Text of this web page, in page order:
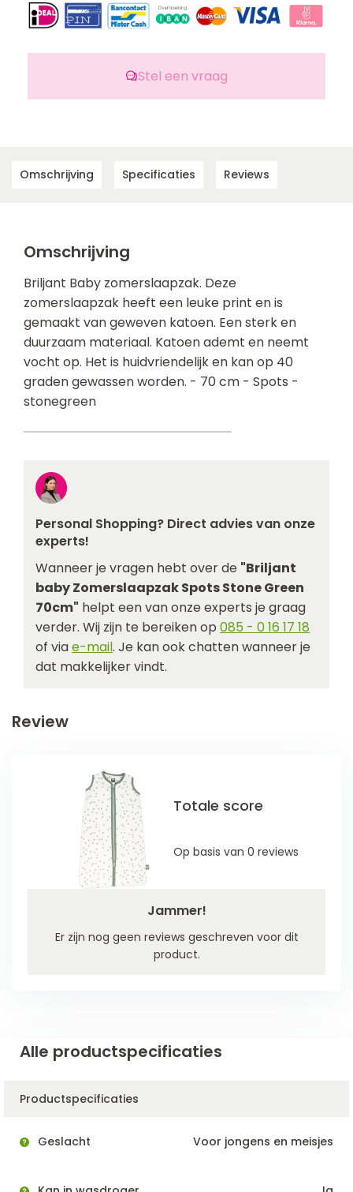
Stel een vraag
Omschrijving Specificaties Reviews
Omschrijving
Briljant Baby zomerslaapzak. Deze
zomerslaapzak heeft een leuke print en is
gemaakt van geweven katoen. Een sterk en
duurzaam materiaal. Katoen ademt en neemt
vocht op. Het is huidvriendelijk en kan op 40
graden gewassen worden. - 70 cm - Spots -
stonegreen
Personal Shopping? Direct advies van onze
experts!
Wanneer je vragen hebt over de "Briljant
baby Zomerslaapzak Spots Stone Green
70cm" helpt een van onze experts je graag
verder. Wij zijn te bereiken op 085 - 0 16 17 18
of viae-mail. Je kan ook chatten wanneer je
dat makkelijker vindt.
Review
Jammer!
Er zijn nog geen reviews geschreven voor dit
product.
Totale score
Op basis van 0 reviews
Alle productspecificaties
Productspecificaties
Geslacht Voor jongens en meisjes